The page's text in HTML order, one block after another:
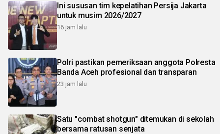
Ini sususan tim kepelatihan Persija Jakarta
untuk musim 2026/2027
16 jam lalu
Polri pastikan pemeriksaan anggota Polresta
Banda Aceh profesional dan transparan
23 jam lalu
Satu "combat shotgun" ditemukan di sekolah
bersama ratusan senjata